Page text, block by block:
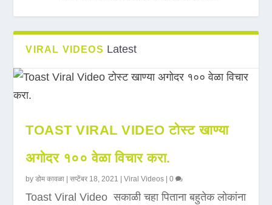
VIRAL VIDEOS Latest
TOAST VIRAL VIDEO टोस्ट खाण्या
अगोदर १०० वेळा विचार करा.
byडोम कावळा |सप्टेंबर 18, 2021 |Viral Videos |0
Toast Viral Video सकाळी चहा पिताना बहुतेक लोकांना